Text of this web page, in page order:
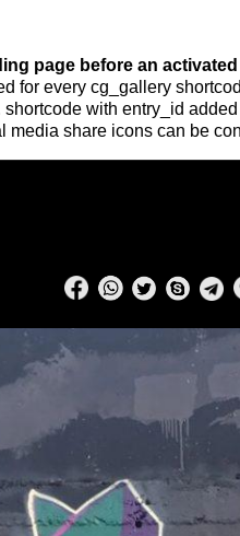
page before an
for every cg_gallery
shortcode with entry_id
media share icons can be